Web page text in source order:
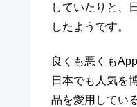
していたりと、
したようです。
良くも悪くも
日本でも人気を
品を愛用してい